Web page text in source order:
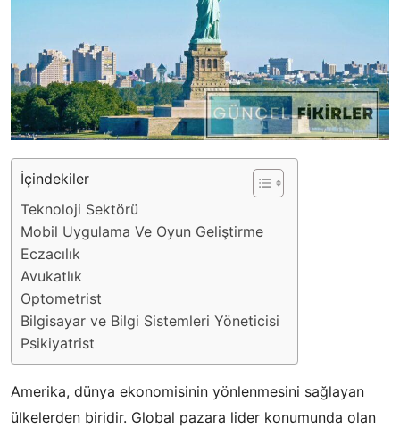
İçindekiler
Teknoloji Sektörü
Mobil Uygulama Ve Oyun Geliştirme
Eczacılık
Avukatlık
Optometrist
Bilgisayar ve Bilgi Sistemleri Yöneticisi
Psikiyatrist
Amerika, dünya ekonomisinin yönlenmesini sağlayan
ülkelerden biridir. Global pazara lider konumunda olan